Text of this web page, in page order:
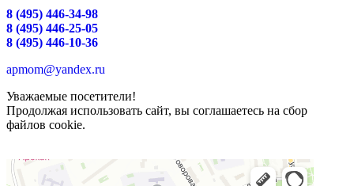
8 (495) 446-34-98
8 (495) 446-25-05
8 (495) 446-10-36
apmom@yandex.ru
Уважаемые посетители!
Продолжая использовать сайт, вы соглашаетесь на сбор
файлов cookie.